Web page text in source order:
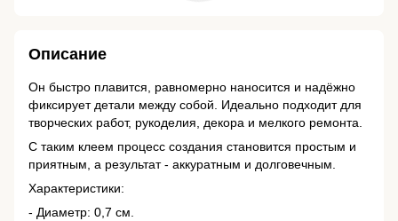
Описание
Он быстро плавится, равномерно наносится и надёжно
фиксирует детали между собой. Идеально подходит для
творческих работ, рукоделия, декора и мелкого ремонта.
С таким клеем процесс создания становится простым и
приятным, а результат - аккуратным и долговечным.
Характеристики:
- Диаметр: 0,7 см.